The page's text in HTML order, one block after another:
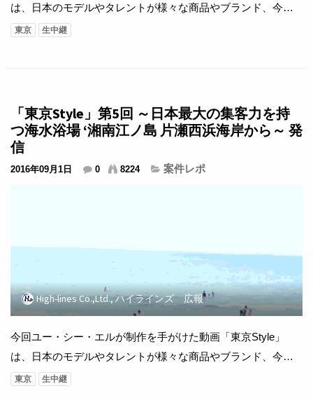
は、日本のモデルやタレントが様々な商品やブランド、今の
流行などを紹介していく番組。 今回は銀座にある「日本最大
キュービック、株式会社シンフォニア ...
東京 生中継
「東京Style」第5回 ～日本最大の集客力を持
つ海水浴場 ‘湘南江ノ島 片瀬西浜海岸から～ 発
信
2016年09月1日 0 8224 案件レポ
High-lines Co.,Ltd., ハイラインズ 広報
今回ユー・シー・エルが制作を手がけた動画「東京Style」
は、日本のモデルやタレントが様々な商品やブランド、今の
流行などを紹介していく番組。 今回は湘南江ノ島にある「海
東京 生中継